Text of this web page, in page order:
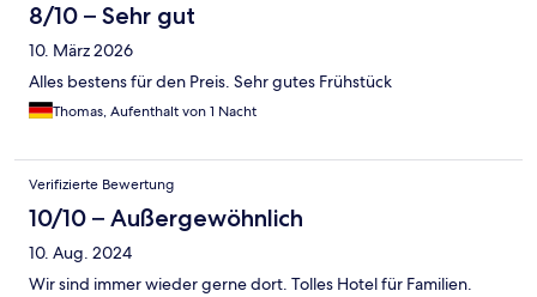
8/10 – Sehr gut
10. März 2026
Alles bestens für den Preis. Sehr gutes Frühstück
Thomas, Aufenthalt von 1 Nacht
Verifizierte Bewertung
10/10 – Außergewöhnlich
10. Aug. 2024
Wir sind immer wieder gerne dort. Tolles Hotel für Familien.